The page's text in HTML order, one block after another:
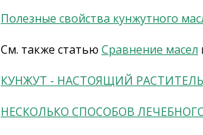
Полезные свойства кунжутного
См. также статью Сравнение масел
КУНЖУТ - НАСТОЯЩИЙ
НЕСКОЛЬКО СПОСОБОВ